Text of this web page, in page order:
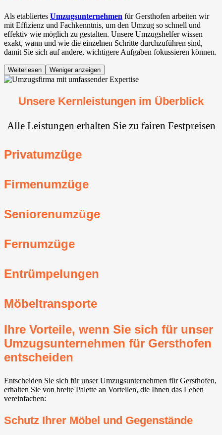
Als etabliertes Umzugsunternehmen für Gersthofen arbeiten wir
mit Effizienz und Fachkenntnis, um den Umzug so schnell und
effektiv wie möglich zu gestalten. Unsere Umzugshelfer wissen
exakt, wann und wie die einzelnen Schritte durchzuführen sind,
damit Sie sich auf andere, wichtigere Aufgaben fokussieren können.
Weiterlesen Weniger anzeigen
Unsere Kernleistungen im Überblick
Alle Leistungen erhalten Sie zu fairen Festpreisen
Privatumzüge
Firmenumzüge
Seniorenumzüge
Fernumzüge
Entrümpelungen
Möbeltransporte
Ihre Vorteile, wenn Sie sich für unser
Umzugsunternehmen für Gersthofen
entscheiden
Entscheiden Sie sich für unser Umzugsunternehmen für Gersthofen,
erhalten Sie von breite Palette an Vorteilen, die Ihnen das Leben
vereinfachen:
Schutz Ihrer Möbel und Gegenstände